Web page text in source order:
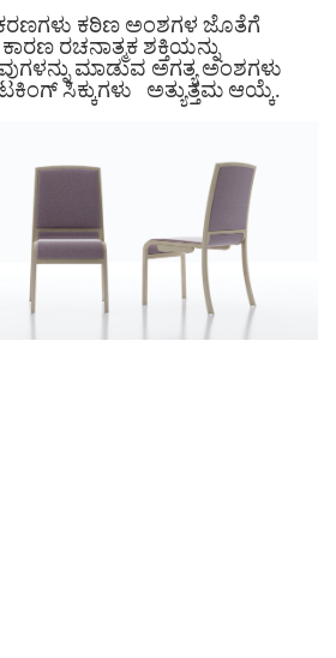
ಕಠಿಣ ಅಂಶಗಳ ಜೊತೆಗೆ
ರಚನಾತ್ಮಕ ಶಕ್ತಿಯನ್ನು
ಮಾಡುವ ಅಗತ್ಯ ಅಂಶಗಳು
ಸಿಕ್ಕುಗಳು
ಅತ್ಯುತ್ತಮ ಆಯ್ಕೆ.